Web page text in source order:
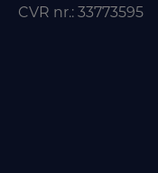
CVR nr.: 33773595